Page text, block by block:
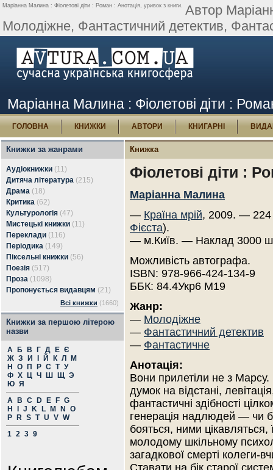
Маріанна Малина : Фіолетові діти : Роман : Анотація, уривок з книги. Автор
Молодіжне, Фантастичний детектив,
Маріанна Малина : Фіолетові діти :
ГОЛОВНА КНИЖКИ АВТОРИ КНИГАРНІ
Книжки за жанрами
Аудіокнижки (11)
Дитяча література (215)
Драма (18)
Критика (62)
Культурологія (47)
Мистецькі книжки (11)
Переклади (116)
Періодика (149)
Піксельні книжки (56)
Поезія (517)
Проза (1098)
Пропонується видавцям (21)
Всі книжки (1660)
Книжки за першою літерою
назви
А Б В Г Д Е Є
Ж З И Й К Л
М
Н
О П Р С Т У
Ф Х Ц Ч Ш Щ Э
Ю Я
A
B C D E F G
H
J K L M N
O
P
R S T U V W
1 2 3 9
Книжка
Фіолетові діти :
Маріанна Малина
— Країна мрій, 2009. —
Фієста).
— м.Київ. — Наклад 3000
Можливість автографа.
ISBN: 978-966-424-134-9
ББК: 84.4Укр6 М19
Жанр:
— Молодіжне
— Фантастичний детектив
— Фантастичне
Анотація:
Вони прилетіли не з Марсу.
думок на відстані,
фантастичні здібності
генерація надлюдей — чи
бояться, ними
молодому шкільному
загадкової смерті колеги-
Ставати на бік старої